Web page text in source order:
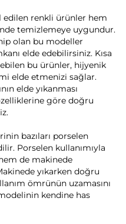
edilen renkli ürünler hem
temizlemeye uygundur.
olan bu modeller
elde edebilirsiniz. Kısa
bu ürünler, hijyenik
elde etmenizi sağlar.
elde yıkanması
göre doğru
bazıları porselen
Porselen kullanımıyla
de makinede
yıkarken doğru
ömrünün uzamasını
kendine has